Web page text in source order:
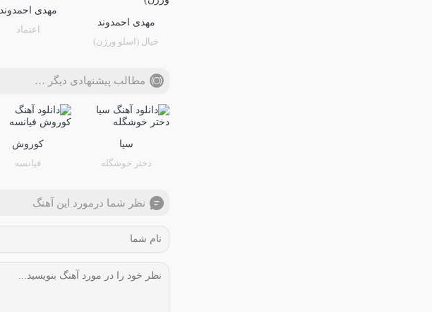
مهدی احمدوند
خیال (اسلو ورژن)
مهدی احمدوند
اعتماد
مطالب پیشنهادی دیگر …
سیا
دختر خوشگله
کوروش
فیانسه
نظر شما درمورد این آهنگ